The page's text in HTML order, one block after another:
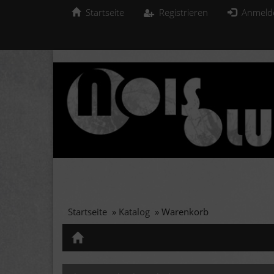
Startseite Registrieren
Startseite » Katalog » Warenkorb